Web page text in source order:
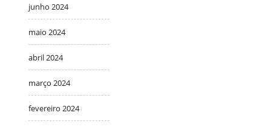
junho 2024
maio 2024
abril 2024
março 2024
fevereiro 2024